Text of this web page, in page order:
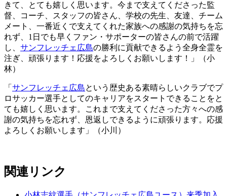
きて、とても嬉しく思います。今まで支えてくださった監
督、コーチ、スタッフの皆さん、学校の先生、友達、チーム
メート、一番近くで支えてくれた家族への感謝の気持ちを忘
れず、1日でも早くファン・サポーターの皆さんの前で活躍
し、 サンフレッチェ広島の勝利に貢献できるよう全身全霊を
注ぎ、頑張ります！応援をよろしくお願いします！」（小
林）
「 サンフレッチェ広島という歴史ある素晴らしいクラブでプ
ロサッカー選手としてのキャリアをスタートできることをと
ても嬉しく思います。これまで支えてくださった方々への感
謝の気持ちを忘れず、恩返しできるように頑張ります。応援
よろしくお願いします」（小川）
関連リンク